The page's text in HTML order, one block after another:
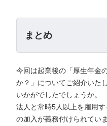
まとめ
今回は起業後の「厚生年金
か？」についてご紹介いた
いかがでしたでしょうか。
法人と常時5人以上を雇用
の加入が義務付けられていま